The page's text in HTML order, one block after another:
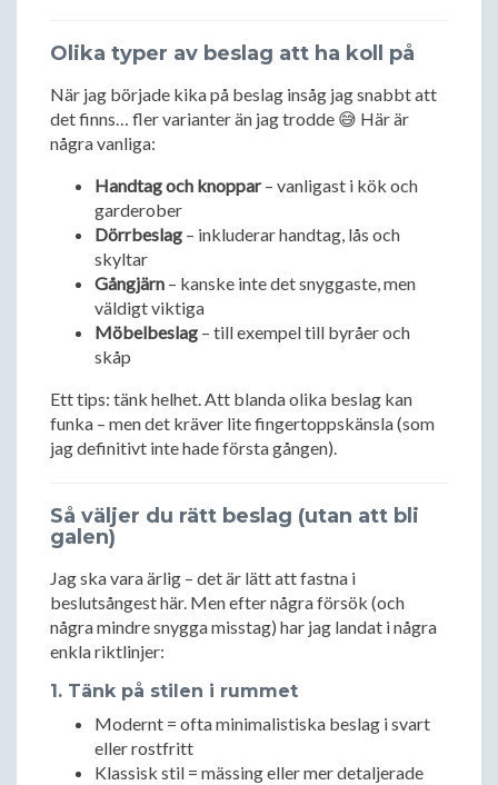
Olika typer av beslag att ha koll på
När jag började kika på beslag insåg jag snabbt att
det finns… fler varianter än jag trodde 😅 Här är
några vanliga:
Handtag och knoppar– vanligast i kök och
garderober
Dörrbeslag – inkluderar handtag, lås och
skyltar
Gångjärn – kanske inte det snyggaste, men
väldigt viktiga
Möbelbeslag – till exempel till byråer och
skåp
Ett tips: tänk helhet. Att blanda olika beslag kan
funka – men det kräver lite fingertoppskänsla (som
jag definitivt inte hade första gången).
Så väljer du rätt beslag (utan att bli
galen)
Jag ska vara ärlig – det är lätt att fastna i
beslutsångest här. Men efter några försök (och
några mindre snygga misstag) har jag landat i några
enkla riktlinjer:
1. Tänk på stilen i rummet
Modernt = ofta minimalistiska beslag i svart
eller rostfritt
Klassisk stil = mässing eller mer detaljerade